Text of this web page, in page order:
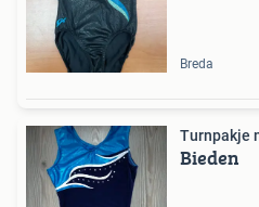
Breda
Turnpakje
Bieden